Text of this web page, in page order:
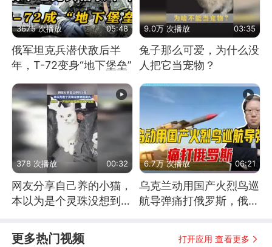
3675 次播放 05:48
俄军坦克兵潜伏敌后半
年，T-72变身“地下堡垒”
9.0万 次播放 03:35
兔子那么可爱，为什么没
人把它当宠物？
378 次播放 00:32
网友分享自己养的小猫，
本以为是个灵珠没想到是
6.7万 次播放 06:21
乌克兰动用国产火烈鸟巡
航导弹痛打俄罗斯，俄军
更多热门视频 打开应用 查看更多